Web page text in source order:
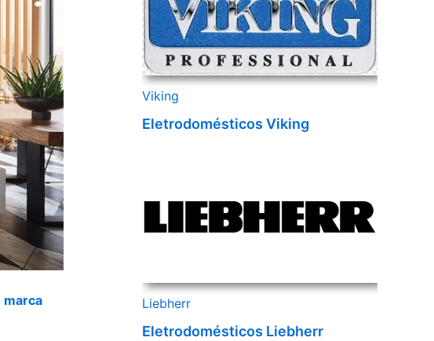
marca
Viking
Eletrodomésticos Viking
Liebherr
Eletrodomésticos Liebherr